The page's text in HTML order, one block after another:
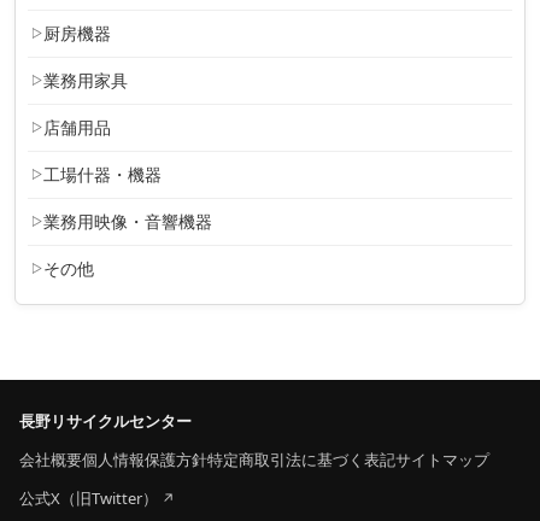
厨房機器
業務用家具
店舗用品
工場什器・機器
業務用映像・音響機器
その他
長野リサイクルセンター
会社概要個人情報保護方針特定商取引法に基づく表記サイトマップ
公式X（旧Twitter）